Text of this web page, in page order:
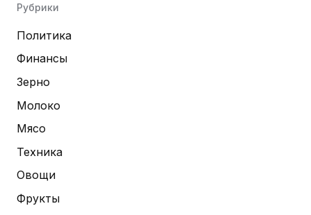
Рубрики
Политика
Финансы
Зерно
Молоко
Мясо
Техника
Овощи
Фрукты